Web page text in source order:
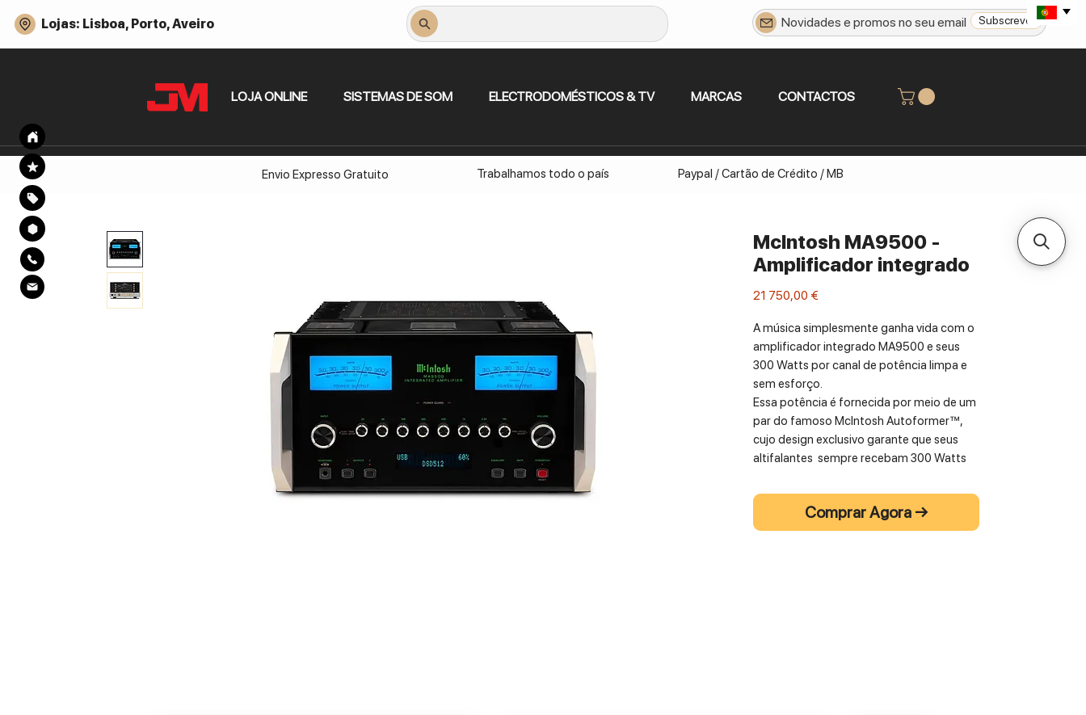
Subscrever
LOJA ONLINE SISTEMAS DE SOM ELECTRODOMÉSTICOS & TV MARCAS CONTACTOS
Lojas: Lisboa, Porto, Aveiro
Envio Expresso Gratuito Trabalhamos todo o país Paypal / Cartão de Crédito / MB
McIntosh MA9500 -
Amplificador integrado
21 750,00 €
A música simplesmente ganha vida com o
amplificador integrado MA9500 e seus
300 Watts por canal de potência limpa e
sem esforço.
Essa potência é fornecida por meio de um
par do famoso McIntosh Autoformer™,
cujo design exclusivo garante que seus
altifalantes sempre recebam 300 Watts
impedância de 2, 4 ou 8 Ohm.
O MA9500 substitui o premiado MA9000
(SoundStage Network 2018 Integrated
Comprar Agora →